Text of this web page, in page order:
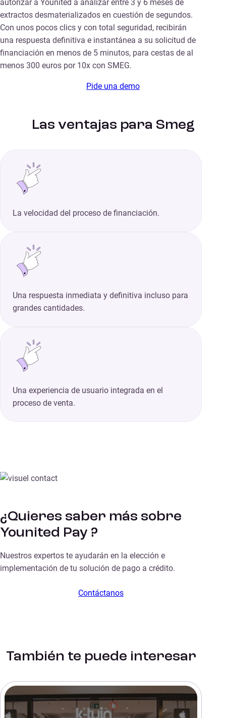
autorizar a Younited a analizar entre 3 y 6 meses de
extractos desmaterializados en cuestión de segundos.
Con unos pocos clics y con total seguridad, recibirán
una respuesta definitiva e instantánea a su solicitud de
financiación en menos de 5 minutos, para cestas de al
menos 300 euros por 10x con SMEG.
Pide una demo
Las ventajas para Smeg
La velocidad del proceso de financiación.
Una respuesta inmediata y definitiva incluso para
grandes cantidades.
Una experiencia de usuario integrada en el
proceso de venta.
¿Quieres saber más sobre
Younited Pay ?
Nuestros expertos te ayudarán en la elección e
implementación de tu solución de pago a crédito.
Contáctanos
También te puede interesar